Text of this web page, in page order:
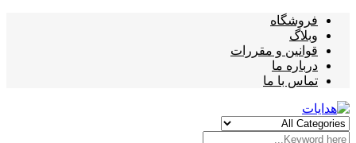
فروشگاه
وبلاگ
قوانین و مقررات
درباره ما
تماس با ما